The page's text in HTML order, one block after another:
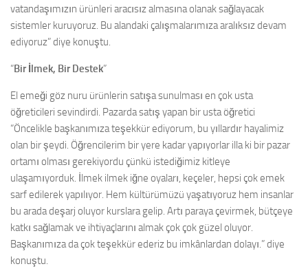
vatandaşımızın ürünleri aracısız almasına olanak sağlayacak
sistemler kuruyoruz. Bu alandaki çalışmalarımıza aralıksız devam
ediyoruz” diye konuştu.
“Bir İlmek, Bir Destek”
El emeği göz nuru ürünlerin satışa sunulması en çok usta
öğreticileri sevindirdi. Pazarda satış yapan bir usta öğretici
“Öncelikle başkanımıza teşekkür ediyorum, bu yıllardır hayalimiz
olan bir şeydi. Öğrencilerim bir yere kadar yapıyorlar illa ki bir pazar
ortamı olması gerekiyordu çünkü istediğimiz kitleye
ulaşamıyorduk. İlmek ilmek iğne oyaları, keçeler, hepsi çok emek
sarf edilerek yapılıyor. Hem kültürümüzü yaşatıyoruz hem insanlar
bu arada deşarj oluyor kurslara gelip. Artı paraya çevirmek, bütçeye
katkı sağlamak ve ihtiyaçlarını almak çok çok güzel oluyor.
Başkanımıza da çok teşekkür ederiz bu imkânlardan dolayı.” diye
konuştu.